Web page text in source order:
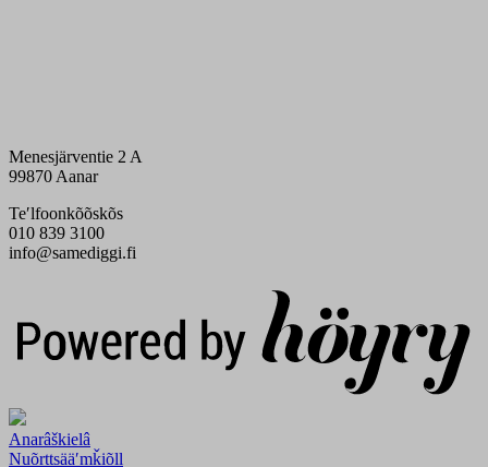
Menesjärventie 2 A
99870 Aanar
Teʹlfoonkõõskõs
010 839 3100
info@samediggi.fi
Anarâškielâ
Nuõrttsääʹmǩiõll